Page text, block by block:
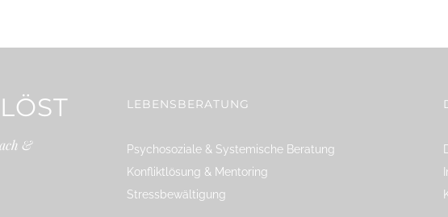
&
LEBENSBERATUNG
Psychosoziale & Systemische Beratung
Konfliktlösung & Mentoring
Stressbewältigung